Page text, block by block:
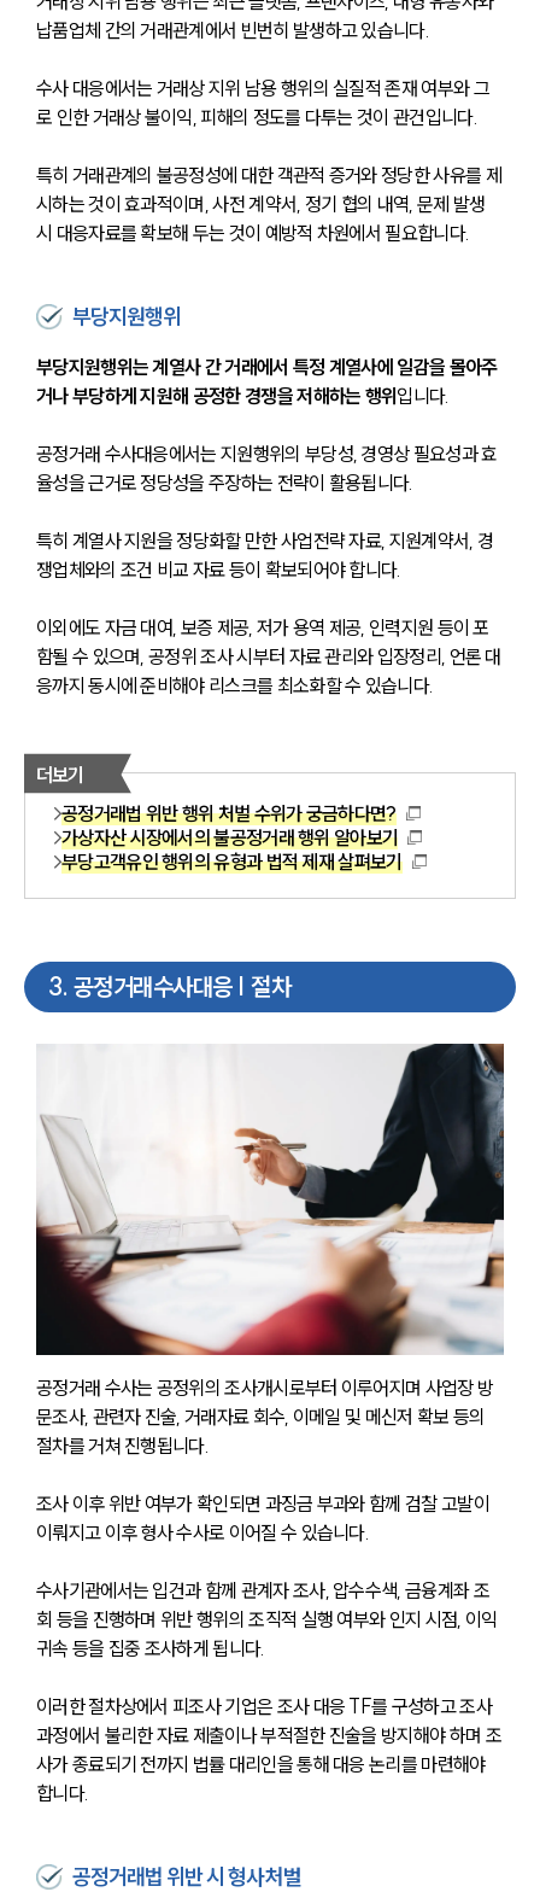
납품업체 간의 거래관계에서 빈번히 발생하고 있습니다.
수사 대응에서는 거래상 지위 남용 행위의 실질적 존재 여부와 그
로 인한 거래상 불이익, 피해의 정도를 다투는 것이 관건입니다.
특히 거래관계의 불공정성에 대한 객관적 증거와 정당한 사유를 제
시하는 것이 효과적이며, 사전 계약서, 정기 협의 내역, 문제 발생
시 대응자료를 확보해 두는 것이 예방적 차원에서 필요합니다.
부당지원행위
부당지원행위는 계열사 간 거래에서 특정 계열사에 일감을 몰아주
거나 부당하게 지원해 공정한 경쟁을 저해하는 행위 입니다.
공정거래 수사대응에서는 지원행위의 부당성, 경영상 필요성과 효
율성을 근거로 정당성을 주장하는 전략이 활용됩니다.
특히 계열사 지원을 정당화할 만한 사업전략 자료, 지원계약서, 경
쟁업체와의 조건 비교 자료 등이 확보되어야 합니다.
이외에도 자금 대여, 보증 제공, 저가 용역 제공, 인력지원 등이 포
함될 수 있으며, 공정위 조사 시부터 자료 관리와 입장정리, 언론 대
응까지 동시에 준비해야 리스크를 최소화할 수 있습니다.
더보기
공정거래법 위반 행위 처벌 수위가 궁금하다면?
가상자산 시장에서의 불공정거래 행위 알아보기
부당고객유인 행위의 유형과 법적 제재 살펴보기
3. 공정거래수사대응 | 절차
공정거래 수사는 공정위의 조사개시로부터 이루어지며 사업장 방
문조사, 관련자 진술, 거래자료 회수, 이메일 및 메신저 확보 등의
절차를 거쳐 진행됩니다.
조사 이후 위반 여부가 확인되면 과징금 부과와 함께 검찰 고발이
이뤄지고 이후 형사 수사로 이어질 수 있습니다.
수사기관에서는 입건과 함께 관계자 조사, 압수수색, 금융계좌 조
회 등을 진행하며 위반 행위의 조직적 실행 여부와 인지 시점, 이익
귀속 등을 집중 조사하게 됩니다.
이러한 절차상에서 피조사 기업은 조사 대응 TF를 구성하고 조사
과정에서 불리한 자료 제출이나 부적절한 진술을 방지해야 하며 조
사가 종료되기 전까지 법률 대리인을 통해 대응 논리를 마련해야
합니다.
공정거래법 위반 시 형사처벌